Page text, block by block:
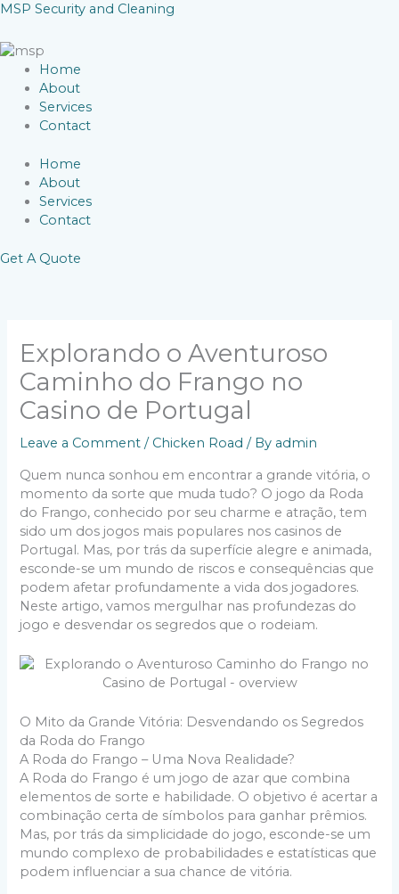
Skip
content
MSP Security and Cleaning
Home
About
Services
Contact
Home
About
Services
Contact
Get A Quote
Explorando o Aventuroso
Caminho do Frango no
Casino de Portugal
Leave a Comment / Chicken Road / By admin
Quem nunca sonhou em encontrar a grande vitória, o
momento da sorte que muda tudo? O jogo da Roda
do Frango, conhecido por seu charme e atração, tem
sido um dos jogos mais populares nos casinos de
Portugal. Mas, por trás da superfície alegre e animada,
esconde-se um mundo de riscos e consequências que
podem afetar profundamente a vida dos jogadores.
Neste artigo, vamos mergulhar nas profundezas do
jogo e desvendar os segredos que o rodeiam.
O Mito da Grande Vitória: Desvendando os Segredos
da Roda do Frango
A Roda do Frango – Uma Nova Realidade?
A Roda do Frango é um jogo de azar que combina
elementos de sorte e habilidade. O objetivo é acertar a
combinação certa de símbolos para ganhar prêmios.
Mas, por trás da simplicidade do jogo, esconde-se um
mundo complexo de probabilidades e estatísticas que
podem influenciar a sua chance de vitória.